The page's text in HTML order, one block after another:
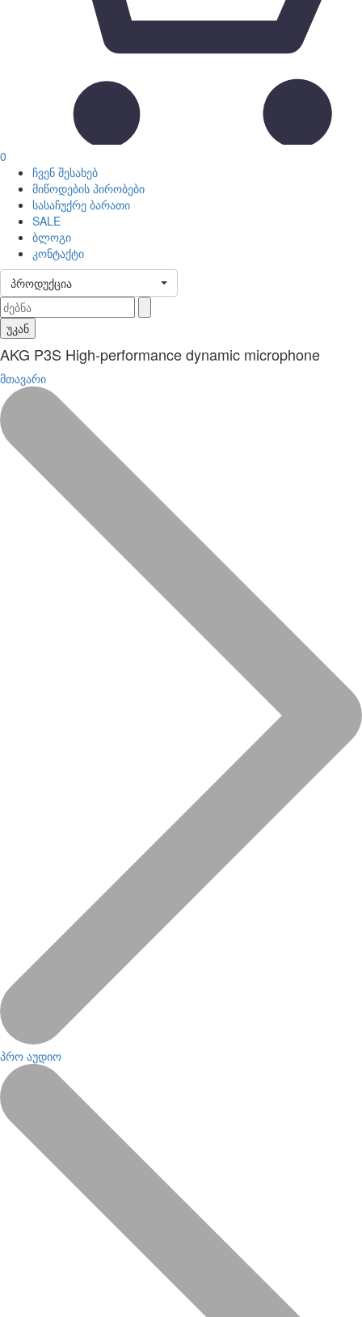
0
ჩვენ შესახებ
მიწოდების პირობები
სასაჩუქრე ბარათი
SALE
ბლოგი
კონტაქტი
პროდუქცია
უკან
AKG P3S High-performance dynamic microphone
მთავარი
პრო აუდიო